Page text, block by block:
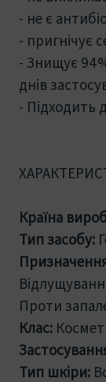
- не є
- пригнічує
- Знищує
днів
- Підходить
Країна
Тип засобу:
Проти
Клас:
Тип шкіри: